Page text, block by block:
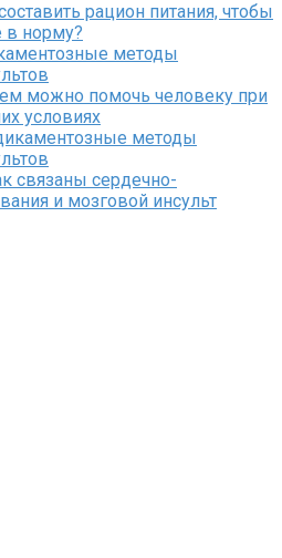
рацион питания, чтобы
в норму?
методы
можно помочь человеку при
условиях
методы
связаны сердечно-
и мозговой инсульт